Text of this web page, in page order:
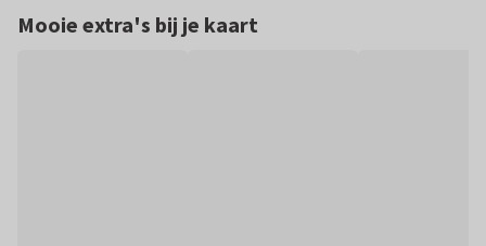
Mooie extra's bij je kaart